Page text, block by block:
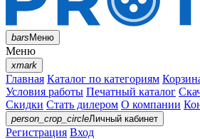
barsМеню
Меню
xmark
Главная Каталог по категориям
Условия работы Печатный каталог
Скидки Стать дилером О компании
person_crop_circleЛичный кабинет
Регистрация Вход